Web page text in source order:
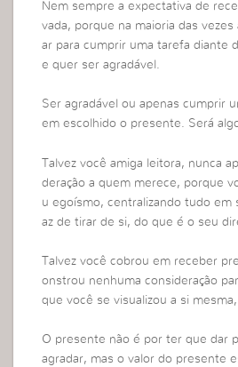
Nem sempre a expectativa de
vada, porque na maioria das
ar para cumprir uma tarefa diante
e quer ser agradável.
Ser agradável ou apenas cumprir
em escolhido o presente. Será
Talvez você amiga leitora, nunca
deração a quem merece, porque
u egoísmo, centralizando tudo em
az de tirar de si, do que é o seu
Talvez você cobrou em receber
onstrou nenhuma consideração
que você se visualizou a si
O presente não é por ter que dar
agradar, mas o valor do presente